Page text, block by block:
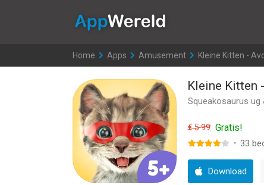
Home >
Apps >
Amusement >
Kleine Kitten -
Kleine Kitten
Squeakosaurus ug
€ 5.99 Gratis!
· 33
Download